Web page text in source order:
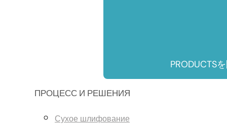
PRODUCTS
ПРОЦЕСС И РЕШЕНИЯ
Сухое шлифование